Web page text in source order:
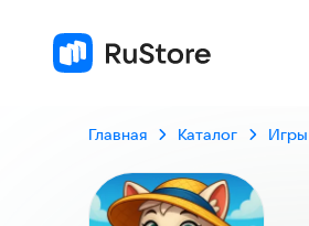
Главная Каталог Игры